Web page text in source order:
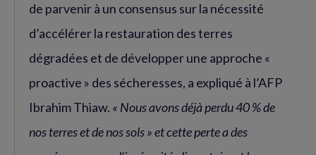
de parvenir à un consensus sur la nécessité
d’accélérer la restauration des terres
dégradées et de développer une approche «
proactive » des sécheresses, a expliqué à l’AFP
Ibrahim Thiaw. « Nous avons déjà perdu 40 % de
nos terres et de nos sols » et cette perte a des